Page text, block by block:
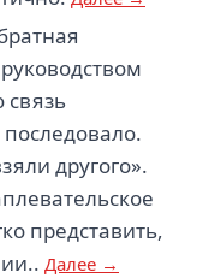
связь
другого».
представить,
Далее →